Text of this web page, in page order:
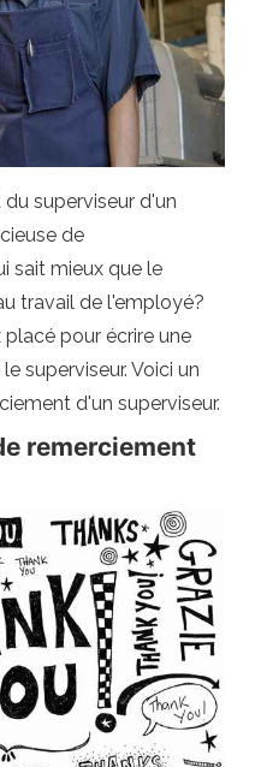
superviseur d'un
de
sait mieux que le
travail de l'employé?
placé pour écrire une
superviseur. Voici un
d'un superviseur.
remerciement